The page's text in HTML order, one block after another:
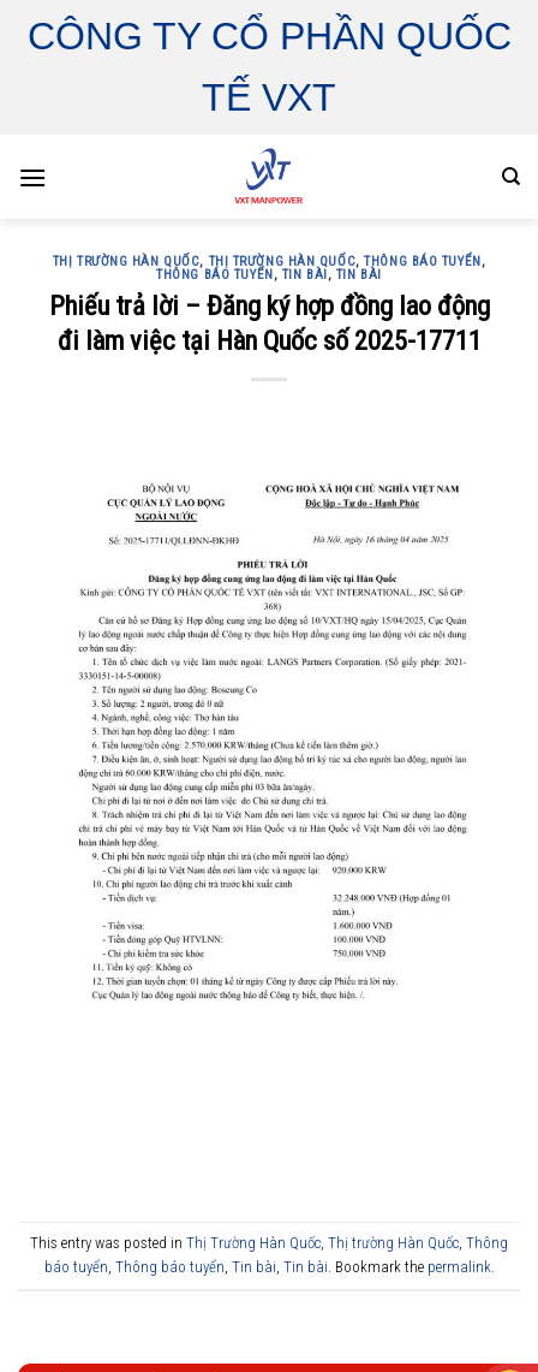
CÔNG TY CỔ PHẦN QUỐC
TẾ VXT
THỊ TRƯỜNG HÀN QUỐC, THỊ TRƯỜNG HÀN QUỐC,THÔNG BÁO TUYỂN,
THÔNG BÁO TUYỂN, TIN BÀI, TIN BÀI
Phiếu trả lời – Đăng ký hợp đồng lao động
đi làm việc tại Hàn Quốc số 2025-17711
This entry was posted in Thị Trường Hàn Quốc Thị trường Hàn Quốc Thông
báo tuyển Thông báo tuyển Tin bài Tin bài . Bookmark the permalink.